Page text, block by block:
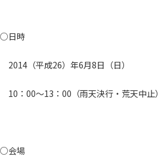
○日時
2014（平成26）年6月8日（日）
10：00～13：00（雨天決行・荒天中止）
○会場